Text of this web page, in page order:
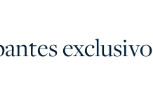
exclusivo